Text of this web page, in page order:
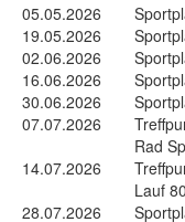
05.05.2026
19.05.2026
02.06.2026
16.06.2026
30.06.2026
07.07.2026
Rad
14.07.2026
Lauf
28.07.2026